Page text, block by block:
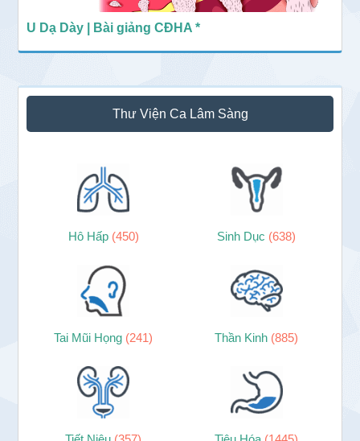
U Dạ Dày | Bài giảng CĐHA *
Thư Viện Ca Lâm Sàng
Hô Hấp (450) Sinh Dục (638)
Tai Mũi Họng (241) Thần Kinh (885)